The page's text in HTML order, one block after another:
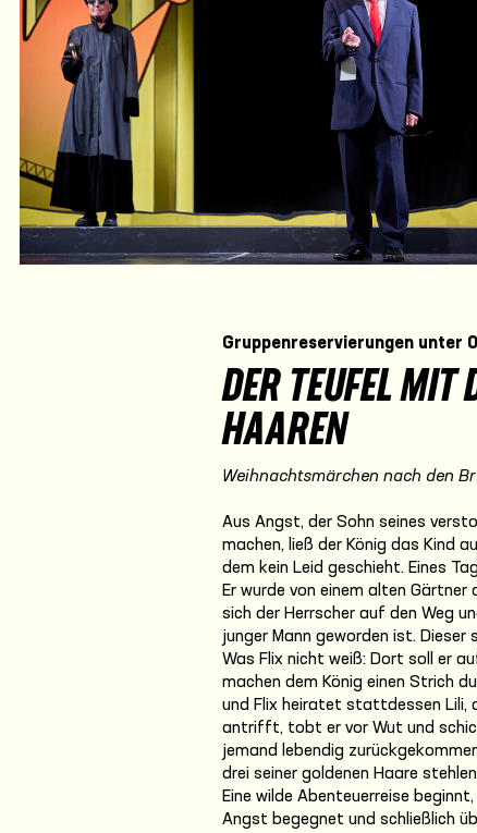
Gruppenreservierungen unter
DER TEUFEL MIT
HAAREN
Weihnachtsmärchen nach den
Aus Angst, der Sohn seines
machen, ließ der König das Kind
dem kein Leid geschieht. Eines
Er wurde von einem alten
sich der Herrscher auf den Weg
junger Mann geworden ist.
Was Flix nicht weiß: Dort soll er
machen dem König einen Strich
und Flix heiratet stattdessen Lili,
antrifft, tobt er vor Wut und
jemand lebendig
drei seiner goldenen Haare
Eine wilde Abenteuerreise
Angst begegnet und schließlich